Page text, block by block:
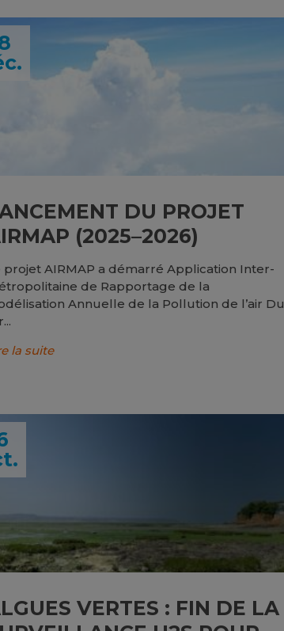
DU PROJET
(2025–2026)
projet AIRMAP a démarré Application Inter-
de Rapportage de la
Annuelle de la Pollution de l’air Du
la suite
VERTES : FIN DE LA